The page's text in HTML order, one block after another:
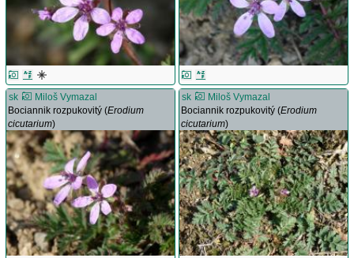
sk
Miloš Vymazal
Bociannik rozpukovitý (Erodium
cicutarium)
sk
Miloš Vymazal
Bociannik rozpukovitý (Erodium
cicutarium)